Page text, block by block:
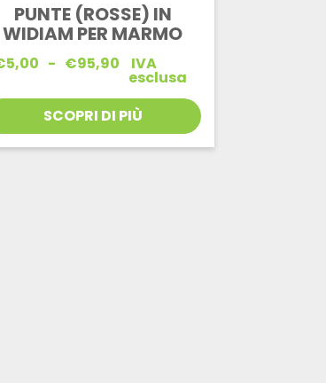
PUNTE (ROSSE) IN
WIDIAM PER MARMO
5,00 - €95,90
Fascia
di
da
€5,00
a
€95,90
IVA
esclusa
SCOPRI DI PIÙ